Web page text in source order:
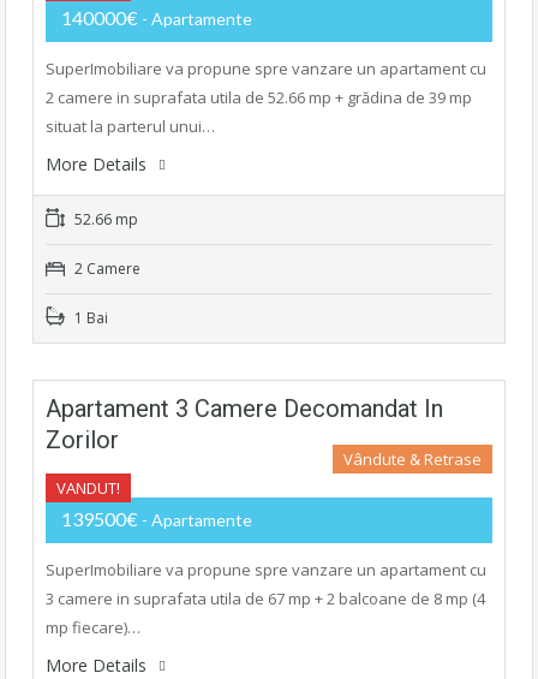
140000€ - Apartamente
SuperImobiliare va propune spre vanzare un apartament cu
2 camere in suprafata utila de 52.66 mp + grădina de 39 mp
situat la parterul unui…
More Details
52.66 mp
2 Camere
1 Bai
Apartament 3 Camere Decomandat In
Zorilor
VANDUT!
Vândute & Retrase
139500€ - Apartamente
SuperImobiliare va propune spre vanzare un apartament cu
3 camere in suprafata utila de 67 mp + 2 balcoane de 8 mp (4
mp fiecare)…
More Details